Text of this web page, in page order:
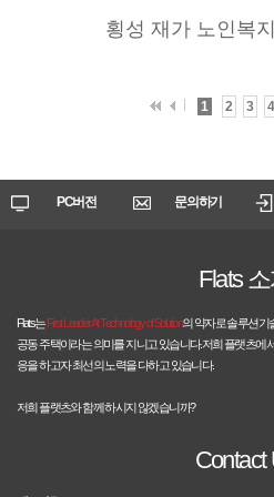
횡성 재가 노인복
1 2 3 4
PC버전 문의하기
Flats
Flats는First Leader At Technology of Solution의 약자로 솔루션기
공동 주택이라는 의미를 지니고 있습니다.저희 플랫츠에
응을 하고자 최선의 노력을 다하고 있습니다.
저희 플랫츠와 함께 하시지 않겠습니까?
Contact